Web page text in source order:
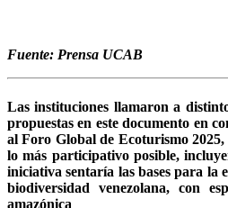
Fuente: Prensa UCAB
Las instituciones llamaron a
propuestas en este documento en
al Foro Global de Ecoturismo
lo más participativo posible,
iniciativa sentaría las bases para la
biodiversidad venezolana, con
amazónica